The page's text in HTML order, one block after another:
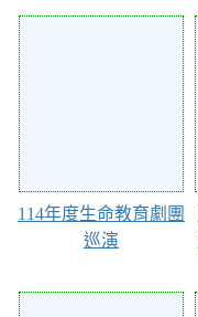
114年度生命教育劇團
巡演